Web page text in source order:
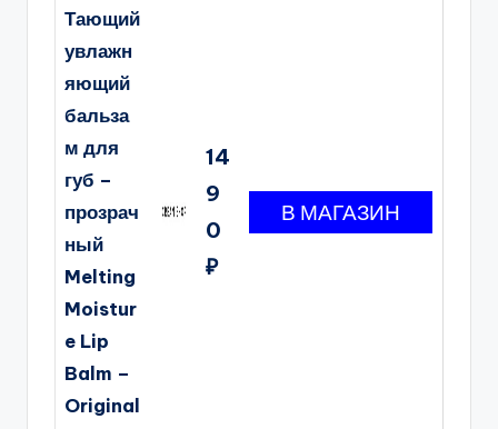
Тающий
увлажн
яющий
бальза
м для
губ –
прозрач
ный
Melting
Moistur
e Lip
Balm –
Original
14
9
0
₽